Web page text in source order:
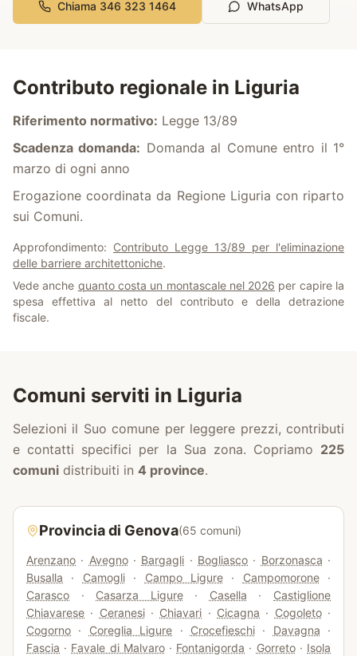
Chiama 346 323 1464 WhatsApp
Contributo regionale in Liguria
Riferimento normativo: Legge 13/89
Scadenza domanda: Domanda al Comune entro il 1°
marzo di ogni anno
Erogazione coordinata da Regione Liguria con riparto
sui Comuni.
Approfondimento: Contributo Legge 13/89 per l'eliminazione
delle barriere architettoniche.
Vede anche quanto costa un montascale nel 2026 per capire la
spesa effettiva al netto del contributo e della detrazione
fiscale.
Comuni serviti in Liguria
Selezioni il Suo comune per leggere prezzi, contributi
e contatti specifici per la Sua zona. Copriamo 225
comuni distribuiti in 4 province.
Provincia di Genova(65 comuni)
Arenzano · Avegno· Bargagli · Bogliasco · Borzonasca ·
Busalla · Camogli· Campo Ligure· Campomorone·
Carasco · Casarza Ligure· Casella · Castiglione
Chiavarese · Ceranesi· Chiavari · Cicagna · Cogoleto·
Cogorno · Coreglia Ligure · Crocefieschi· Davagna ·
Fascia · Favale di Malvaro· Fontanigorda · Gorreto· Isola